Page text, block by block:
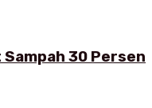
Sampah 30 Persen